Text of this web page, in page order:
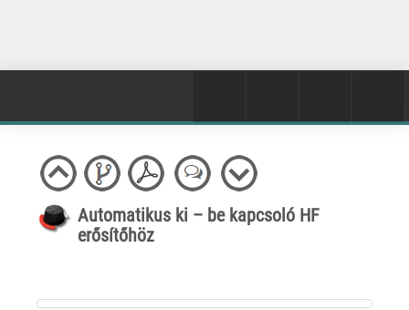
Automatikus ki – be kapcsoló HF
erősítőhöz